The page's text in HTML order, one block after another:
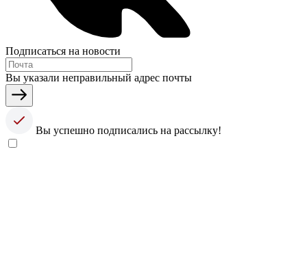
Подписаться на новости
Вы указали неправильный адрес почты
Вы успешно подписались на рассылку!